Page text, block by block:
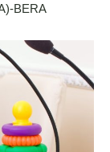
BERA